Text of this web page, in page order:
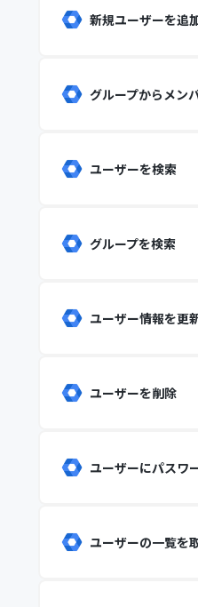
新規ユーザーを追
グループからメン
ユーザーを検索
グループを検索
ユーザー情報を更
ユーザーを削除
ユーザーにパスワ
ユーザーの一覧を